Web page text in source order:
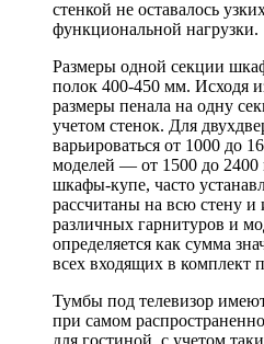
стенкой не оставалось
функциональной нагрузки.
Размеры одной секции
полок 400-450 мм. Исходя
размеры пенала на одну
учетом стенок. Для
варьироваться от 1000 до
моделей — от 1500 до
шкафы-купе, часто
рассчитаны на всю стену
различных гарнитуров и
определяется как сумма
всех входящих в комплект
Тумбы под телевизор
при самом
для гостиной, с учетом